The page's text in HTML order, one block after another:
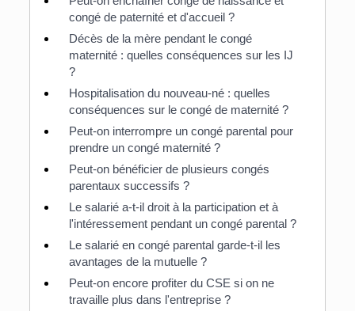
congé de paternité et d'accueil ?
Décès de la mère pendant le congé
maternité : quelles conséquences sur les IJ
?
Hospitalisation du nouveau-né : quelles
conséquences sur le congé de maternité ?
Peut-on interrompre un congé parental pour
prendre un congé maternité ?
Peut-on bénéficier de plusieurs congés
parentaux successifs ?
Le salarié a-t-il droit à la participation et à
l'intéressement pendant un congé parental ?
Le salarié en congé parental garde-t-il les
avantages de la mutuelle ?
Peut-on encore profiter du CSE si on ne
travaille plus dans l'entreprise ?